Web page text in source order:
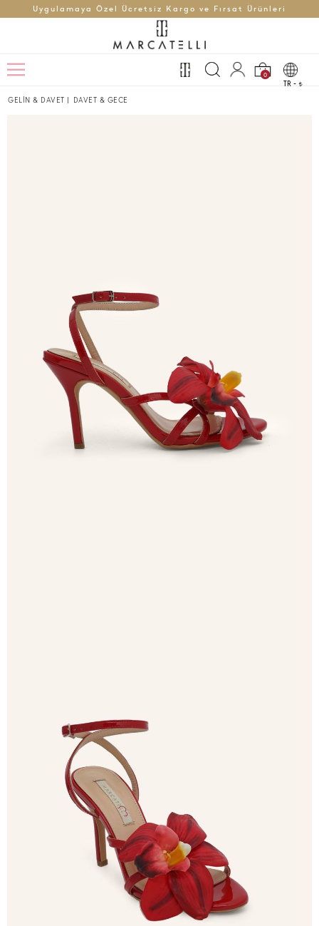
Uygulamaya Özel Ücretsiz Kargo ve Fırsat Ürünleri
0
TR - t
GELİN & DAVET | DAVET & GECE